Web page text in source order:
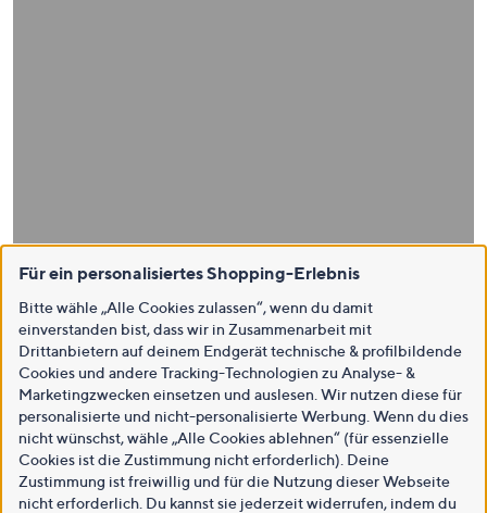
Für ein personalisiertes Shopping-Erlebnis
Bitte wähle „Alle Cookies zulassen“, wenn du damit
einverstanden bist, dass wir in Zusammenarbeit mit
Drittanbietern auf deinem Endgerät technische & profilbildende
Cookies und andere Tracking-Technologien zu Analyse- &
Marketingzwecken einsetzen und auslesen. Wir nutzen diese für
personalisierte und nicht-personalisierte Werbung. Wenn du dies
nicht wünschst, wähle „Alle Cookies ablehnen“ (für essenzielle
Cookies ist die Zustimmung nicht erforderlich). Deine
Zustimmung ist freiwillig und für die Nutzung dieser Webseite
nicht erforderlich. Du kannst sie jederzeit widerrufen, indem du